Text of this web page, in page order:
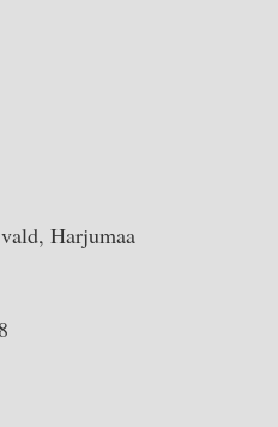
Harjumaa